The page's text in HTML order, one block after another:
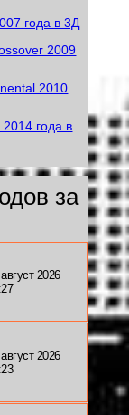
за
2026
2026